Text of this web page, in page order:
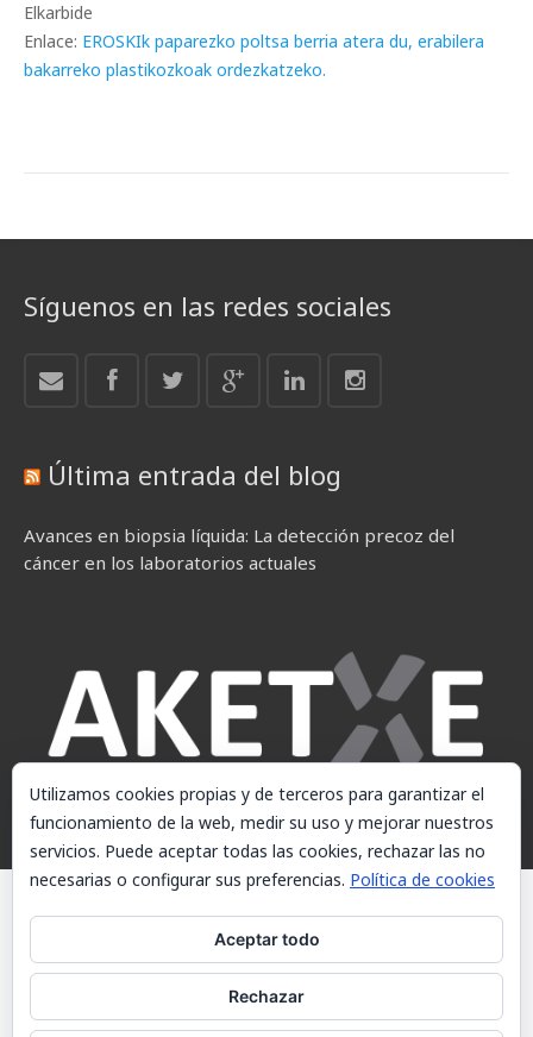
Elkarbide
Enlace: EROSKIk paparezko poltsa berria atera du, erabilera
bakarreko plastikozkoak ordezkatzeko.
Síguenos en las redes sociales
Última entrada del blog
Avances en biopsia líquida: La detección precoz del
cáncer en los laboratorios actuales
© AKETXE Consulting, S.L. - Este sitio web utiliza cookies, consulte
nuestra Política de cookies.
Política de cookies
Utilizamos cookies propias y de terceros para garantizar el
funcionamiento de la web, medir su uso y mejorar nuestros
servicios. Puede aceptar todas las cookies, rechazar las no
necesarias o configurar sus preferencias. Política de cookies
Aceptar todo
Rechazar